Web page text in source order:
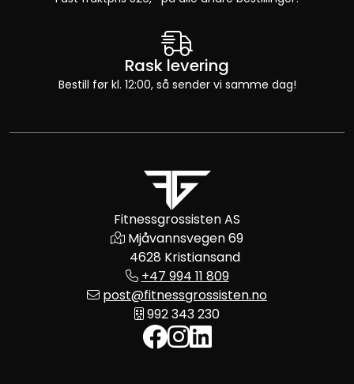
Rask levering
Bestill før kl. 12:00, så sender vi samme dag!
Fitnessgrossisten AS
Mjåvannsvegen 69
4628 Kristiansand
+47 994 11 809
post@fitnessgrossisten.no
992 343 230